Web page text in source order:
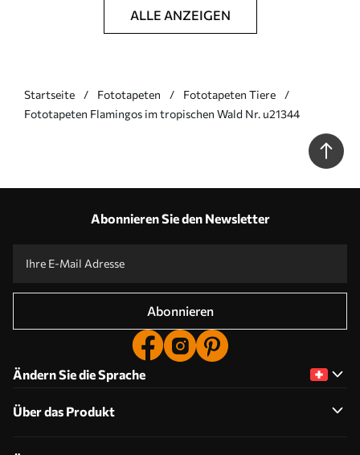
ALLE ANZEIGEN
Startseite Fototapeten
Fototapeten Tiere
Fototapeten Flamingos im tropischen Wald Nr. u21344
Abonnieren Sie den Newsletter
Abonnieren
Ändern Sie die Sprache
Über das Produkt